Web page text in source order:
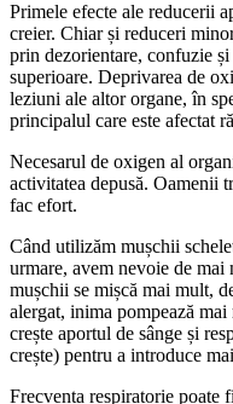
Primele efecte ale reducerii
creier. Chiar și reduceri
prin dezorientare, confuzie
superioare. Deprivarea de
leziuni ale altor organe, în
principalul care este afectat
Necesarul de oxigen al
activitatea depusă. Oamenii
fac efort.
Când utilizăm mușchii
urmare, avem nevoie de mai
mușchii se mișcă mai mult,
alergat, inima pompează
crește aportul de sânge și
crește) pentru a introduce
Frecvența respiratorie poate